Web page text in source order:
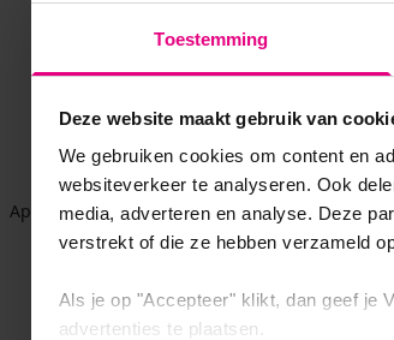
Toestemming
Deze website maakt gebruik van
We gebruiken cookies om content en
websiteverkeer te analyseren. Ook
media, adverteren en analyse. Deze
verstrekt of die ze hebben verzameld
Als je op "Accepteer" klikt, dan geef je
advertenties te plaatsen.
Application error: a client-side exception has